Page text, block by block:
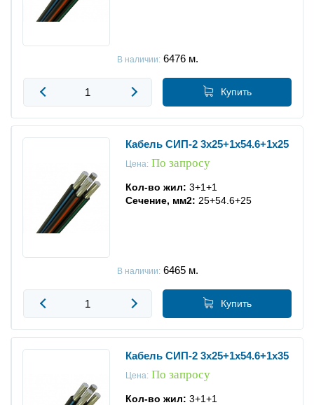
В наличии:6476 м.
Купить
Кабель СИП-2 3x25+1x54.6+1x25
Цена:По запросу
Кол-во жил: 3+1+1
Сечение, мм2: 25+54.6+25
В наличии:6465 м.
Купить
Кабель СИП-2 3x25+1x54.6+1x35
Цена:По запросу
Кол-во жил: 3+1+1